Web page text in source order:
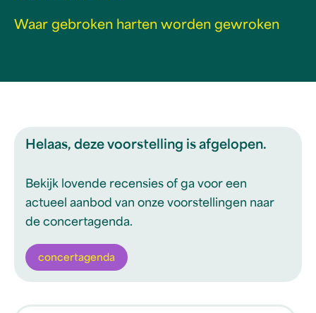
Waar gebroken harten worden gewroken
Helaas, deze voorstelling is afgelopen.
Bekijk lovende recensies of ga voor een
actueel aanbod van onze voorstellingen naar
de concertagenda.
concertagenda